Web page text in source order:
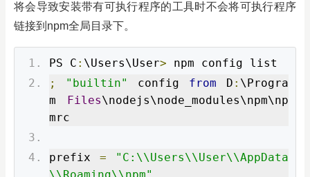
将会导致安装带有可执行程序的工具时不会将可执行程序
链接到npm全局目录下。
PS C : \Users\User> npm config list
;
"builtin" config from D : \Progra
m Files\nodejs\node_modules\npm\np
mrc
prefix =
"C:\\Users\\User\\AppData